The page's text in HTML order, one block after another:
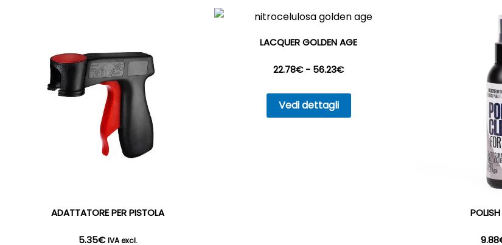
ADATTATORE PER PISTOLA
5.35€ IVA excl.
LACQUER GOLDEN AGE
22.78€ - 56.23€Fascia
di
Vedi dettagli
Questo
prodotto
9.88